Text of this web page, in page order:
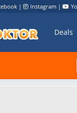
| Instagram |
Deals